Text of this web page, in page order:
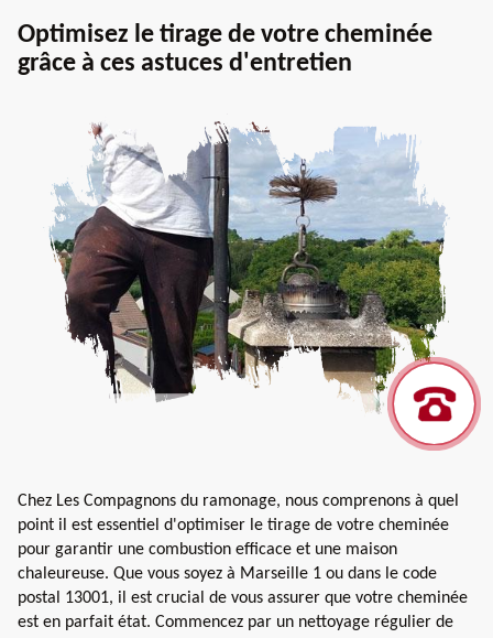
Optimisez le tirage de votre cheminée
grâce à ces astuces d'entretien
Chez Les Compagnons du ramonage, nous comprenons à quel
point il est essentiel d'optimiser le tirage de votre cheminée
pour garantir une combustion efficace et une maison
chaleureuse. Que vous soyez à Marseille 1 ou dans le code
postal 13001, il est crucial de vous assurer que votre cheminée
est en parfait état. Commencez par un nettoyage régulier de